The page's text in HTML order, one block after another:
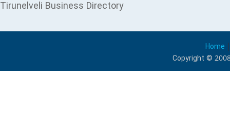
Tirunelveli Business Directory
Home
Copyright ©